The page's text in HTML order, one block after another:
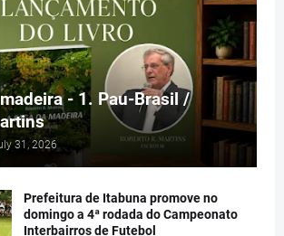
- 1. Pau-Brasil /
31, 2026
Prefeitura de Itabuna promove no
domingo a 4ª rodada do Campeonato
Interbairros de Futebol